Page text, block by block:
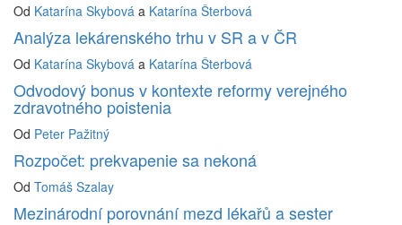
Od Katarína Skybová a Katarína Šterbová
Analýza lekárenského trhu v SR a v ČR
Od Katarína Skybová a Katarína Šterbová
Odvodový bonus v kontexte reformy verejného
zdravotného poistenia
Od Peter Pažitný
Rozpočet: prekvapenie sa nekoná
Od Tomáš Szalay
Mezinárodní porovnání mezd lékařů a sester